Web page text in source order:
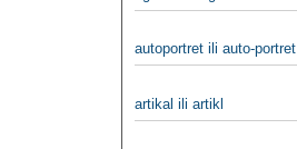
autoportret ili auto-portret
artikal ili artikl